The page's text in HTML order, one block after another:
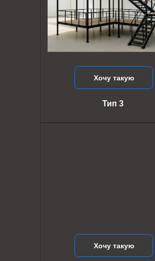
Хочу такую
Хочу такую
Тип 3